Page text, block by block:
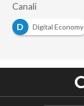
Canali
D
Digital Economy